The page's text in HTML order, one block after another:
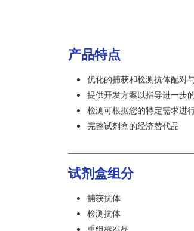
产品特点
优化的捕获和检测抗体配对
提供开发方案以指导进一步
检测可根据您的特定需求进
完整试剂盒的经济替代品
试剂盒组分
捕获抗体
检测抗体
重组标准品